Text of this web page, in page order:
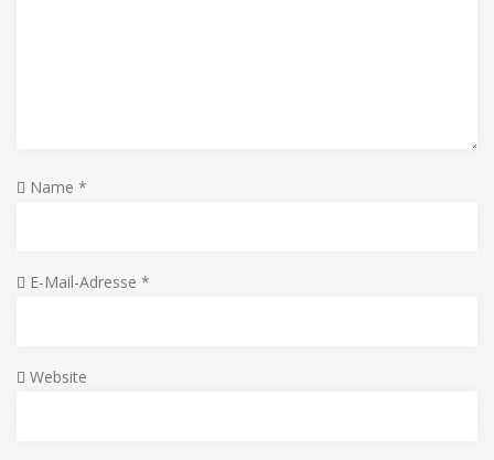
Name *
E-Mail-Adresse *
Website